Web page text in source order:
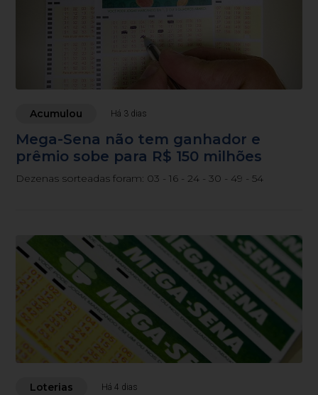
Acumulou Há 3 dias
Mega-Sena não tem ganhador e
prêmio sobe para R$ 150 milhões
Dezenas sorteadas foram: 03 - 16 - 24 - 30 - 49 - 54
Loterias Há 4 dias